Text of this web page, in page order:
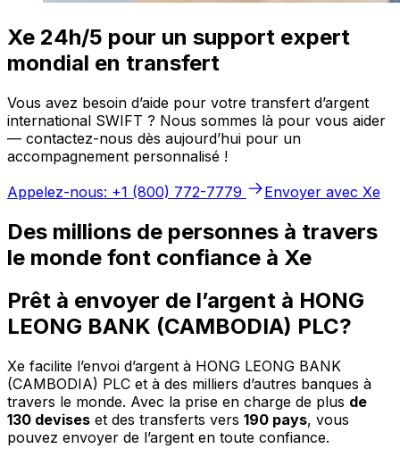
Xe 24h/5 pour un support expert
mondial en transfert
Vous avez besoin d’aide pour votre transfert d’argent
international SWIFT ? Nous sommes là pour vous aider
— contactez-nous dès aujourd’hui pour un
accompagnement personnalisé !
Appelez-nous: +1 (800) 772-7779
Envoyer avec Xe
Des millions de personnes à travers
le monde font confiance à Xe
Prêt à envoyer de l’argent à HONG
LEONG BANK (CAMBODIA) PLC?
Xe facilite l’envoi d’argent à HONG LEONG BANK
(CAMBODIA) PLC et à des milliers d’autres banques à
travers le monde. Avec la prise en charge de plus de
130 devises et des transferts vers 190 pays, vous
pouvez envoyer de l’argent en toute confiance.